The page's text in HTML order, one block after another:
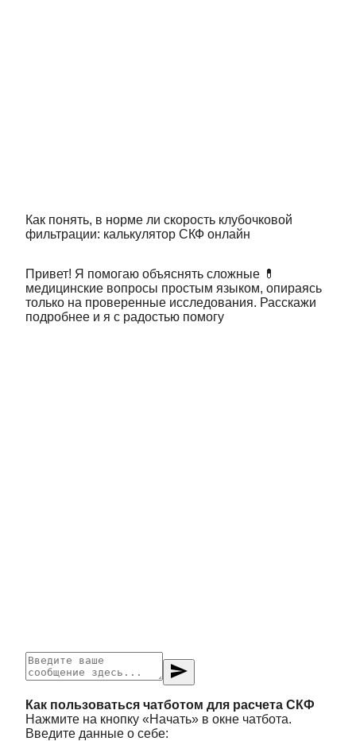
Как понять, в норме ли скорость клубочковой
фильтрации: калькулятор СКФ онлайн
Привет! Я помогаю объяснять сложные 💊
медицинские вопросы простым языком, опираясь
только на проверенные исследования. Расскажи
подробнее и я с радостью помогу
send
Как пользоваться чатботом для расчета СКФ
Нажмите на кнопку «Начать» в окне чатбота.
Введите данные о себе: